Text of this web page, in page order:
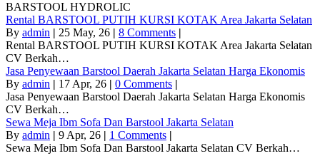
BARSTOOL HYDROLIC
Rental BARSTOOL PUTIH KURSI KOTAK Area Jakarta Selatan
By admin | 25 May, 26 | 8 Comments |
Rental BARSTOOL PUTIH KURSI KOTAK Area Jakarta Selatan
CV Berkah…
Jasa Penyewaan Barstool Daerah Jakarta Selatan Harga Ekonomis
By admin | 17 Apr, 26 | 0 Comments |
Jasa Penyewaan Barstool Daerah Jakarta Selatan Harga Ekonomis
CV Berkah…
Sewa Meja Ibm Sofa Dan Barstool Jakarta Selatan
By admin | 9 Apr, 26 | 1 Comments |
Sewa Meja Ibm Sofa Dan Barstool Jakarta Selatan CV Berkah…